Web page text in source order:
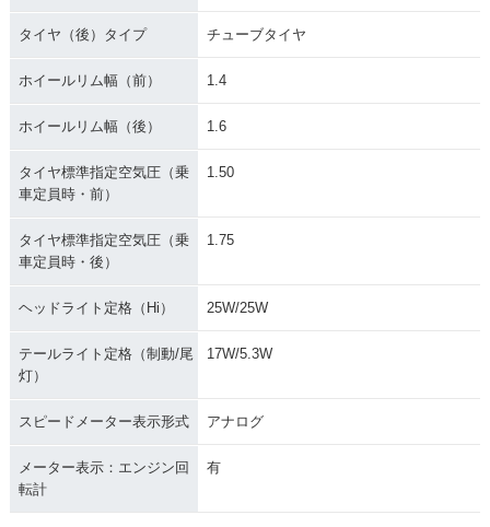
タイヤ（後）タイプ チューブタイヤ
ホイールリム幅（前） 1.4
ホイールリム幅（後） 1.6
タイヤ標準指定空気圧（乗
車定員時・前）
1.50
タイヤ標準指定空気圧（乗
車定員時・後）
1.75
ヘッドライト定格（Hi） 25W/25W
テールライト定格（制動/尾
灯）
17W/5.3W
スピードメーター表示形式 アナログ
メーター表示：エンジン回
転計
有